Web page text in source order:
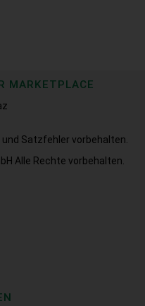
MARKETPLACE
Satzfehler vorbehalten.
Alle Rechte vorbehalten.